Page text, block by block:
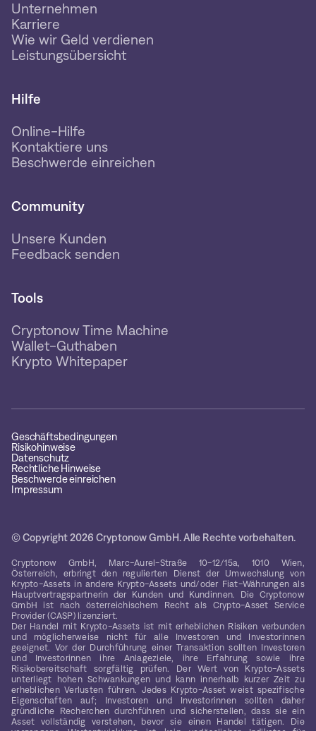
Unternehmen
Karriere
Wie wir Geld verdienen
Leistungsübersicht
Hilfe
Online-Hilfe
Kontaktiere uns
Beschwerde einreichen
Community
Unsere Kunden
Feedback senden
Tools
Cryptonow Time Machine
Wallet-Guthaben
Krypto Whitepaper
Geschäftsbedingungen
Risikohinweise
Datenschutz
Rechtliche Hinweise
Beschwerde einreichen
Impressum
© Copyright 2026 Cryptonow GmbH. Alle Rechte vorbehalten.
Cryptonow GmbH, Marc-Aurel-Straße 10-12/15a, 1010 Wien,
Österreich, erbringt den regulierten Dienst der Umwechslung von
Krypto-Assets in andere Krypto-Assets und/oder Fiat-Währungen als
Hauptvertragspartnerin der Kunden und Kundinnen. Die Cryptonow
GmbH ist nach österreichischem Recht als Crypto-Asset Service
Provider (CASP) lizenziert.
Der Handel mit Krypto-Assets ist mit erheblichen Risiken verbunden
und möglicherweise nicht für alle Investoren und Investorinnen
geeignet. Vor der Durchführung einer Transaktion sollten Investoren
und Investorinnen ihre Anlageziele, ihre Erfahrung sowie ihre
Risikobereitschaft sorgfältig prüfen. Der Wert von Krypto-Assets
unterliegt hohen Schwankungen und kann innerhalb kurzer Zeit zu
erheblichen Verlusten führen. Jedes Krypto-Asset weist spezifische
Eigenschaften auf; Investoren und Investorinnen sollten daher
gründliche Recherchen durchführen und sicherstellen, dass sie ein
Asset vollständig verstehen, bevor sie einen Handel tätigen. Die